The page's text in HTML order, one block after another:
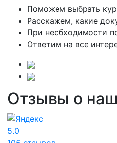
Поможем выбрать
Расскажем, какие
При необходимости
Ответим на все
Отзывы о
5.0